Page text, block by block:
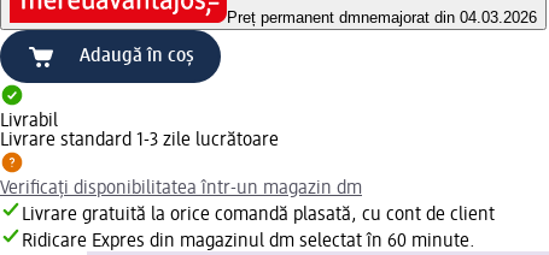
Preț permanent dmnemajorat din 04.03.2026
Adaugă în coș
Livrabil
Livrare standard 1-3 zile lucrătoare
Verificați disponibilitatea într-un magazin dm
Livrare gratuită la orice comandă plasată, cu cont de client
Ridicare Expres din magazinul dm selectat în 60 minute.